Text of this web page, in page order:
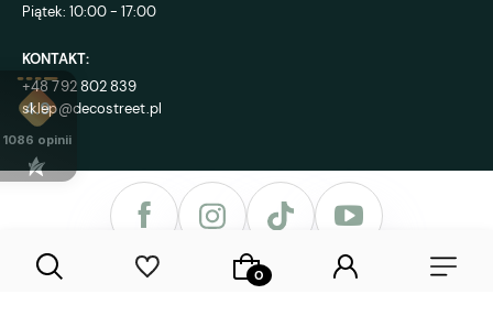
Piątek: 10:00 - 17:00
KONTAKT:
+48 792 802 839
sklep@decostreet.pl
4.9
1086 opinii
Sklep internetowy Shoper Premium